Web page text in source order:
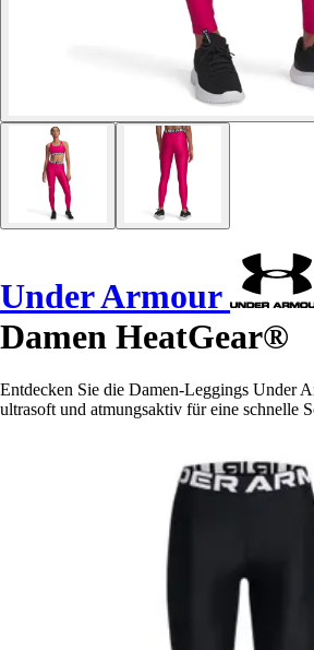
Under Armour
Damen HeatGear®
Entdecken Sie die Damen-Leggings Under
ultrasoft und atmungsaktiv für eine schnelle